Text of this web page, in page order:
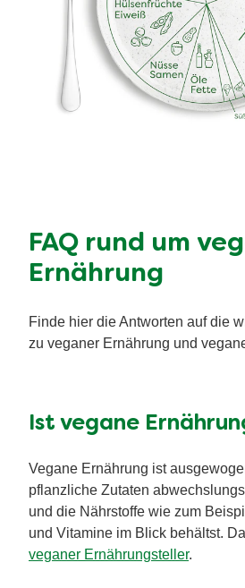
FAQ rund um
Ernährung
Finde hier die Antworten auf die
zu veganer Ernährung und
Ist vegane
Vegane Ernährung ist
pflanzliche Zutaten
und die Nährstoffe wie zum
und Vitamine im Blick behältst.
veganer Ernährungsteller.